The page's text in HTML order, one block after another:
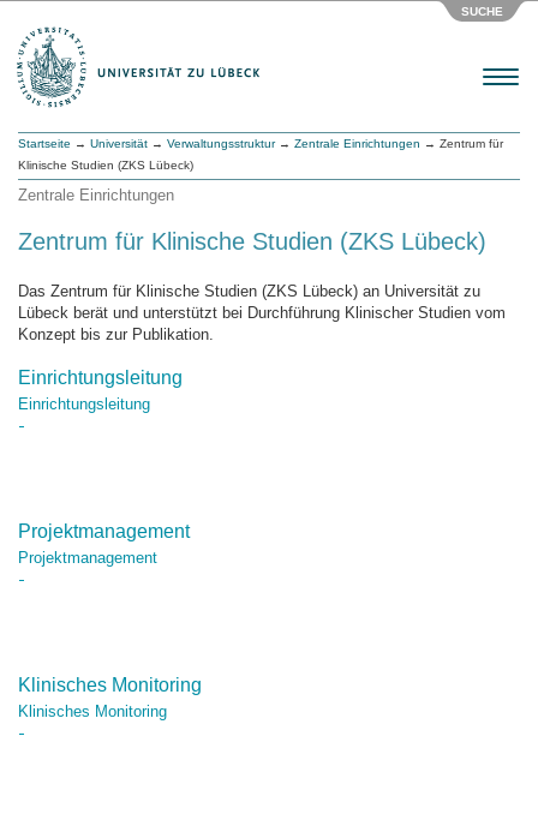
SUCHE
Menu
Startseite → Universität → Verwaltungsstruktur→ Zentrale Einrichtungen → Zentrum für
Klinische Studien (ZKS Lübeck)
Zentrale Einrichtungen
Zentrum für Klinische Studien (ZKS Lübeck)
Das Zentrum für Klinische Studien (ZKS Lübeck) an Universität zu
Lübeck berät und unterstützt bei Durchführung Klinischer Studien vom
Konzept bis zur Publikation.
Einrichtungsleitung
Einrichtungsleitung
Projektmanagement
Projektmanagement
Klinisches Monitoring
Klinisches Monitoring